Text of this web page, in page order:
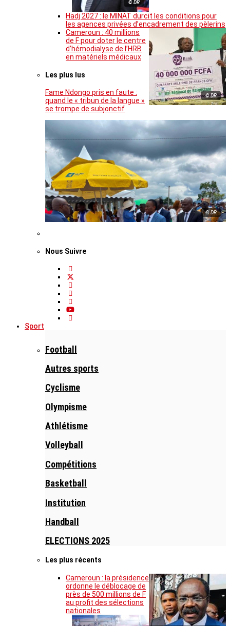
© DR
Hadj 2027 : le MINAT durcit les conditions pour
les agences privées d’encadrement des pèlerins
© DR
Cameroun : 40 millions
de F pour doter le centre
d’hémodialyse de l’HRB
en matériels médicaux
Les plus lus
Fame Ndongo pris en faute :
quand le « tribun de la langue »
se trompe de subjonctif
© DR
Nous Suivre
Sport
Football
Autres sports
Cyclisme
Olympisme
Athlétisme
Volleyball
Compétitions
Basketball
Institution
Handball
ELECTIONS 2025
Les plus récents
Cameroun : la présidence
ordonne le déblocage de
près de 500 millions de F
au profit des sélections
nationales